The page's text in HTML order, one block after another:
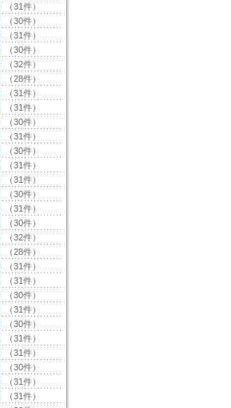
（31件）
（30件）
（31件）
（30件）
（32件）
（28件）
（31件）
（31件）
（30件）
（31件）
（30件）
（31件）
（31件）
（30件）
（31件）
（30件）
（32件）
（28件）
（31件）
（31件）
（30件）
（31件）
（30件）
（31件）
（31件）
（30件）
（31件）
（31件）